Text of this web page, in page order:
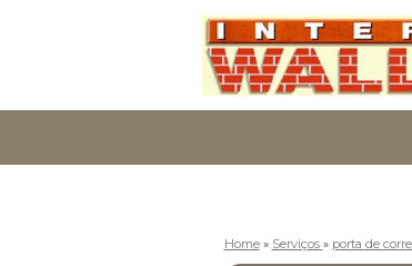
Home » Serviços » porta de